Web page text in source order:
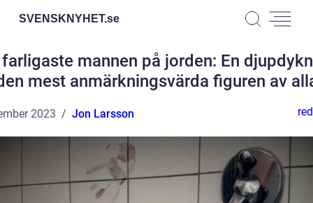
SVENSKNYHET.se
mannen på jorden: En
mest anmärkningsvärda figuren av
2023 Jon Larsson